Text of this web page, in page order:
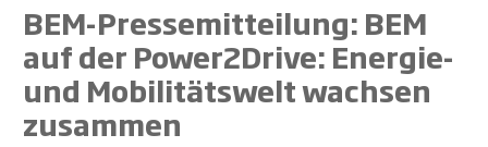
BEM-Pressemitteilung: BEM
auf der Power2Drive: Energie-
und Mobilitätswelt wachsen
zusammen